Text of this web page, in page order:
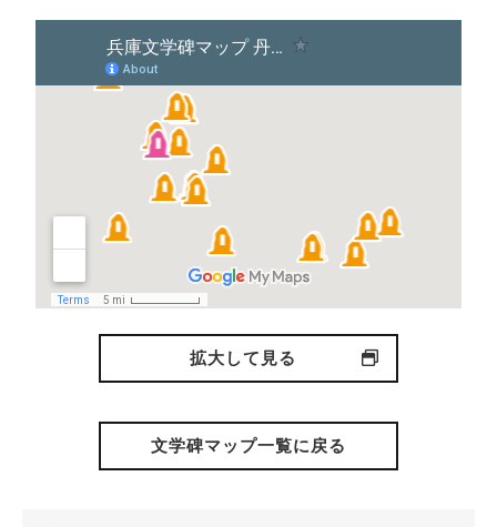
拡大して見る
文学碑マップ一覧に戻る